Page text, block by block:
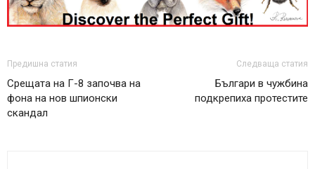
Предишна статия
Срещата на Г-8 започва на
фона на нов шпионски
скандал
Следваща статия
Българи в чужбина
подкрепиха протестите